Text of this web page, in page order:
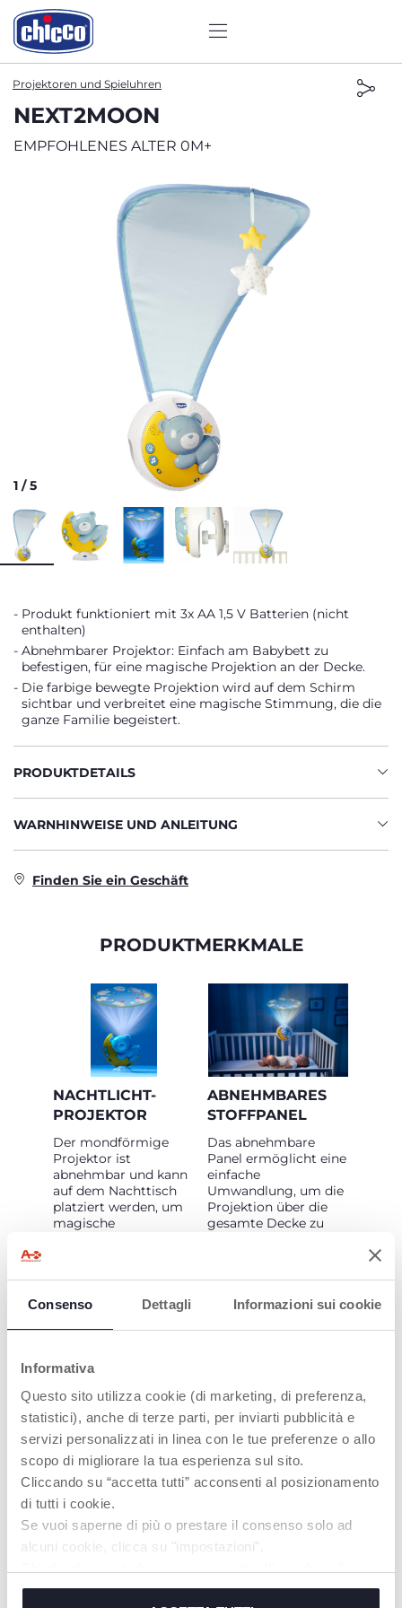
Consenso Dettagli Informazioni sui cookie
Informativa
Questo sito utilizza cookie (di marketing, di preferenza,
statistici), anche di terze parti, per inviarti pubblicità e
servizi personalizzati in linea con le tue preferenze o allo
scopo di migliorare la tua esperienza sul sito.
Cliccando su “accetta tutti” acconsenti al posizionamento
di tutti i cookie.
Se vuoi saperne di più o prestare il consenso solo ad
alcuni cookie, clicca su "impostazioni".
cookie tecnici, indispensabili per fruire del servizio
Projektoren und Spieluhren
NEXT2MOON
EMPFOHLENES ALTER 0M+
1 /5
Produkt funktioniert mit 3x AA 1,5 V Batterien (nicht
enthalten)
Abnehmbarer Projektor: Einfach am Babybett zu
befestigen, für eine magische Projektion an der Decke.
Die farbige bewegte Projektion wird auf dem Schirm
sichtbar und verbreitet eine magische Stimmung, die die
ganze Familie begeistert.
PRODUKTDETAILS
WARNHINWEISE UND ANLEITUNG
Finden Sie ein Geschäft
PRODUKTMERKMALE
NACHTLICHT-
PROJEKTOR
Der mondförmige
Projektor ist
abnehmbar und kann
auf dem Nachttisch
platziert werden, um
magische
ABNEHMBARES
STOFFPANEL
Das abnehmbare
Panel ermöglicht eine
einfache
Umwandlung, um die
Projektion über die
gesamte Decke zu
PRODUKTE, DIE SIE INTERESSIEREN
KÖNNTEN